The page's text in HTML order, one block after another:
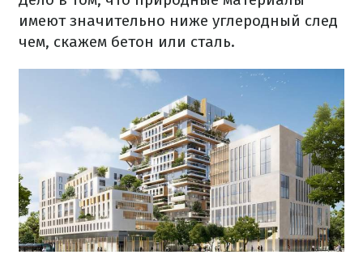
имеют значительно ниже углеродный след
чем, скажем бетон или сталь.